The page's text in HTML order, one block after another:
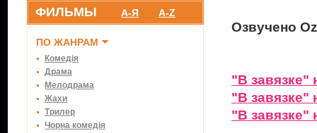
ФИЛЬМЫ A-Z
А-Я
ПО ЖАНРАМ
Комедія
Драма
Мелодрама
Жахи
Трилер
Чорна комедія
Озвучено
"В завязке"
"В завязке"
"В завязке"